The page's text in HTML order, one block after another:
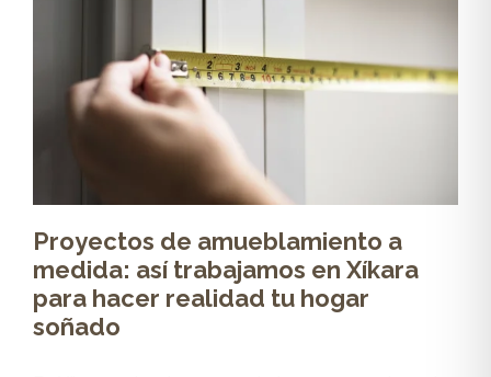
Proyectos de amueblamiento a
medida: así trabajamos en Xíkara
para hacer realidad tu hogar
soñado